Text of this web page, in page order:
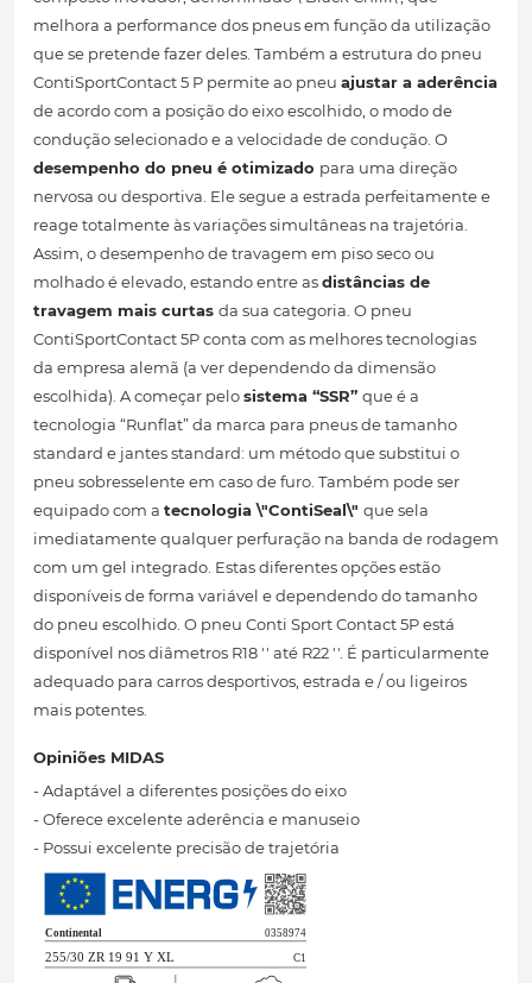
melhora a performance dos pneus em função da utilização
que se pretende fazer deles. Também a estrutura do pneu
ContiSportContact 5 P permite ao pneu ajustar a aderência
de acordo com a posição do eixo escolhido, o modo de
condução selecionado e a velocidade de condução. O
desempenho do pneu é otimizado para uma direção
nervosa ou desportiva. Ele segue a estrada perfeitamente e
reage totalmente às variações simultâneas na trajetória.
Assim, o desempenho de travagem em piso seco ou
molhado é elevado, estando entre asdistâncias de
travagem mais curtas da sua categoria. O pneu
ContiSportContact 5P conta com as melhores tecnologias
da empresa alemã (a ver dependendo da dimensão
escolhida). A começar pelosistema “SSR” que é a
tecnologia “Runflat” da marca para pneus de tamanho
standard e jantes standard: um método que substitui o
pneu sobresselente em caso de furo. Também pode ser
equipado com a tecnologia \"ContiSeal\" que sela
imediatamente qualquer perfuração na banda de rodagem
com um gel integrado. Estas diferentes opções estão
disponíveis de forma variável e dependendo do tamanho
do pneu escolhido. O pneu Conti Sport Contact 5P está
disponível nos diâmetros R18 '' até R22 ''. É particularmente
adequado para carros desportivos, estrada e / ou ligeiros
mais potentes.
Opiniões MIDAS
- Adaptável a diferentes posições do eixo
- Oferece excelente aderência e manuseio
- Possui excelente precisão de trajetória